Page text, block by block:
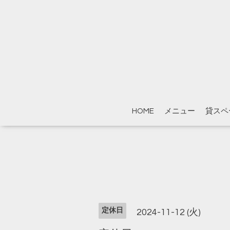
HOME メニュー 貸スペ
定休日 2024-11-12 (火)